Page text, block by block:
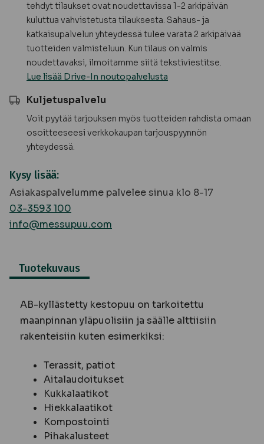
tehdyt tilaukset ovat noudettavissa 1-2 arkipäivän
kuluttua vahvistetusta tilauksesta. Sahaus- ja
katkaisupalvelun yhteydessä tulee varata 2 arkipäivää
tuotteiden valmisteluun. Kun tilaus on valmis
noudettavaksi, ilmoitamme siitä tekstiviestitse.
Lue lisää Drive-In noutopalvelusta
Kuljetuspalvelu
Voit pyytää tarjouksen myös tuotteiden rahdista omaan
osoitteeseesi verkkokaupan tarjouspyynnön
yhteydessä.
Kysy lisää:
Asiakaspalvelumme palvelee sinua klo 8-17
03-3593 100
info@messupuu.com
Tuotekuvaus
AB-kyllästetty kestopuu on tarkoitettu
maanpinnan yläpuolisiin ja säälle alttiisiin
rakenteisiin kuten esimerkiksi:
Terassit, patiot
Aitalaudoitukset
Kukkalaatikot
Hiekkalaatikot
Kompostointi
Pihakalusteet